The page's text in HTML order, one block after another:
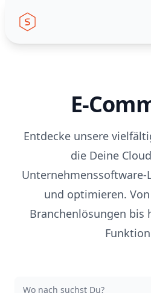
Seiwert GmbH
E-
Entdecke unsere
die Deine
und optimieren.
Branchenlösungen bis